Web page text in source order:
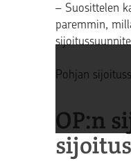
– Suosittelen
paremmin,
Pohjan
OP:n